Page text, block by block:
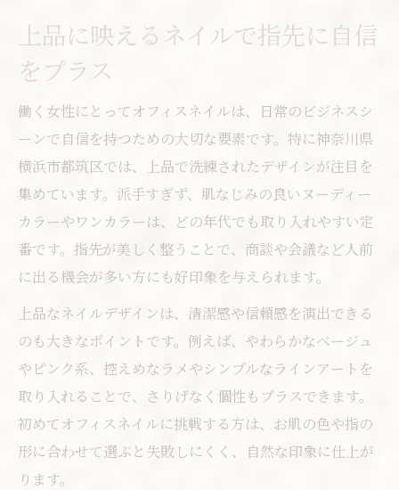
上品なネイルで毎日に自信をプラス
オフィス向けネイルの定番カラーと注意点
ネイルサロン選びに役立つ都筑区情報
シーン別ネイルデザインの取り入れ方
都筑区で人気のネイルサロン活用術
都筑区で叶える洗練オフィスネイルの選び方
安いネイルサロンの選び方と失敗しないコ
ツ
駅近で便利なネイルサロンの特徴とは
ネイルサロン予約のタイミングとお得情報
オフィスネイルにおすすめのデザイン解説
ジェルネイルで上品さを長持ちさせる秘訣
トレンドを押さえた大人ネイルが話題
ミラーネイルやニュアンスアート最新事情
上品に映えるネイルで指先に自信
をプラス
働く女性にとってオフィスネイルは、日常のビジネスシ
ーンで自信を持つための大切な要素です。特に神奈川県
横浜市都筑区では、上品で洗練されたデザインが注目を
集めています。派手すぎず、肌なじみの良いヌーディー
カラーやワンカラーは、どの年代でも取り入れやすい定
番です。指先が美しく整うことで、商談や会議など人前
に出る機会が多い方にも好印象を与えられます。
上品なネイルデザインは、清潔感や信頼感を演出できる
のも大きなポイントです。例えば、やわらかなベージュ
やピンク系、控えめなラメやシンプルなラインアートを
取り入れることで、さりげなく個性もプラスできます。
初めてオフィスネイルに挑戦する方は、お肌の色や指の
形に合わせて選ぶと失敗しにくく、自然な印象に仕上が
ります。